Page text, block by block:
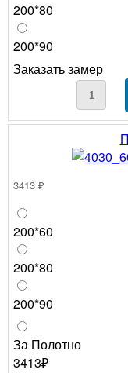
200*80
200*90
Заказать замер
3413 ₽
200*60
200*80
200*90
За Полотно
3413₽